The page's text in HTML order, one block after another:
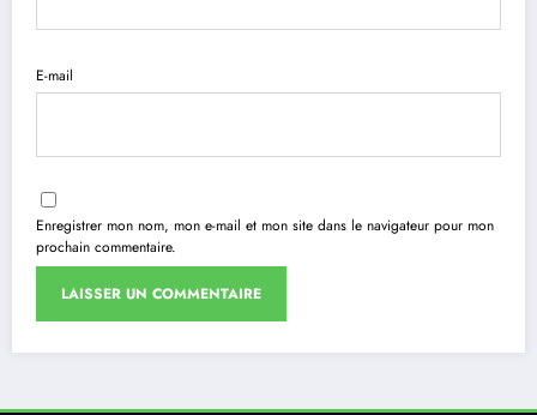
E-mail
Enregistrer mon nom, mon e-mail et mon site dans le navigateur pour mon
prochain commentaire.